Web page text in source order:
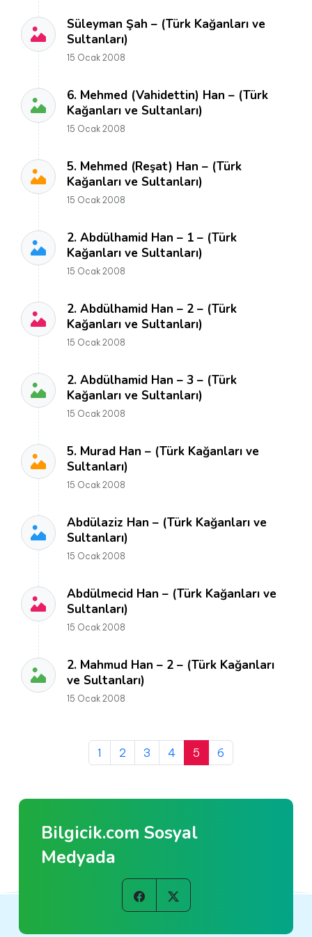
Süleyman Şah – (Türk Kağanları ve
Sultanları)
15 Ocak 2008
6. Mehmed (Vahidettin) Han – (Türk
Kağanları ve Sultanları)
15 Ocak 2008
5. Mehmed (Reşat) Han – (Türk
Kağanları ve Sultanları)
15 Ocak 2008
2. Abdülhamid Han – 1 – (Türk
Kağanları ve Sultanları)
15 Ocak 2008
2. Abdülhamid Han – 2 – (Türk
Kağanları ve Sultanları)
15 Ocak 2008
2. Abdülhamid Han – 3 – (Türk
Kağanları ve Sultanları)
15 Ocak 2008
5. Murad Han – (Türk Kağanları ve
Sultanları)
15 Ocak 2008
Abdülaziz Han – (Türk Kağanları ve
Sultanları)
15 Ocak 2008
Abdülmecid Han – (Türk Kağanları ve
Sultanları)
15 Ocak 2008
2. Mahmud Han – 2 – (Türk Kağanları
ve Sultanları)
15 Ocak 2008
1 2 3 4 5 6
Bilgicik.com Sosyal
Medyada